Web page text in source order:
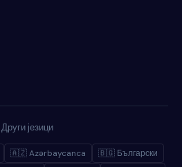
Други језици
🇦🇿 Azərbaycanca 🇧🇬 Български